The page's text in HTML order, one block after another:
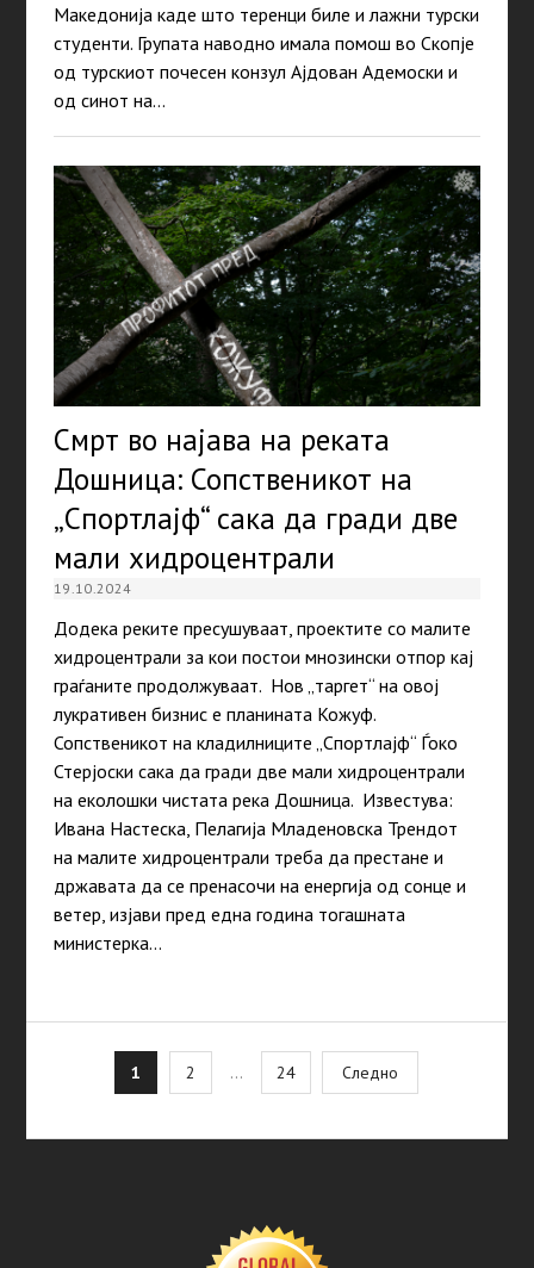
Македонија каде што теренци биле и лажни турски
студенти. Групата наводно имала помош во Скопје
од турскиот почесен конзул Ајдован Адемоски и
од синот на…
Смрт во најава на реката
Дошница: Сопственикот на
„Спортлајф“ сака да гради две
мали хидроцентрали
19.10.2024
Додека реките пресушуваат, проектите со малите
хидроцентрали за кои постои мнозински отпор кај
граѓаните продолжуваат. Нов „таргет“ на овој
лукративен бизнис е планината Кожуф.
Сопственикот на кладилниците „Спортлајф“ Ѓоко
Стерјоски сака да гради две мали хидроцентрали
на еколошки чистата река Дошница. Известува:
Ивана Настеска, Пелагија Младеновска Трендот
на малите хидроцентрали треба да престане и
државата да се пренасочи на енергија од сонце и
ветер, изјави пред една година тогашната
министерка…
pagination
1 2 … 24 Следно